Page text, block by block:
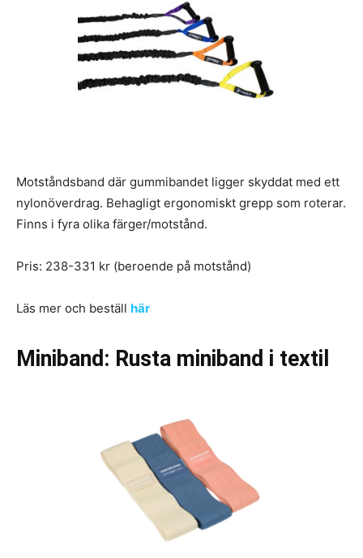
Motståndsband där gummibandet ligger skyddat med ett
nylonöverdrag. Behagligt ergonomiskt grepp som roterar.
Finns i fyra olika färger/motstånd.
Pris: 238-331 kr (beroende på motstånd)
Läs mer och beställ här
Miniband: Rusta miniband i textil